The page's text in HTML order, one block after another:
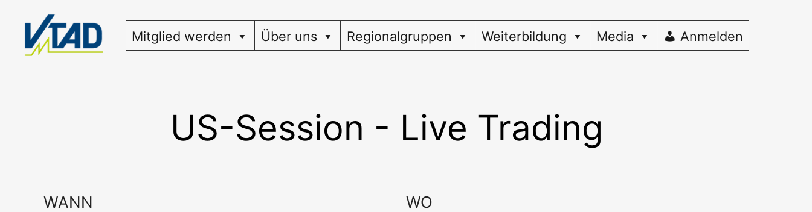
springen
Mitglied werden Über uns Regionalgruppen Weiterbildung Media Anmelden
US-Session - Live Trading
WANN WO